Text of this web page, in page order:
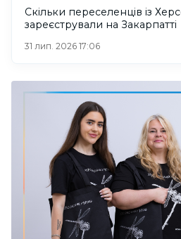
Скільки переселенців із
зареєстрували на Закарпатті
31 лип. 2026 17:06